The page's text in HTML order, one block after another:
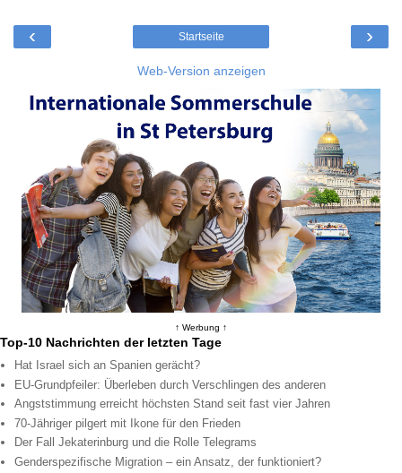
‹ ›
Startseite
Web-Version anzeigen
↑ Werbung ↑
Top-10 Nachrichten der letzten Tage
Hat Israel sich an Spanien gerächt?
EU-Grundpfeiler: Überleben durch Verschlingen des anderen
Angststimmung erreicht höchsten Stand seit fast vier Jahren
70-Jähriger pilgert mit Ikone für den Frieden
Der Fall Jekaterinburg und die Rolle Telegrams
Genderspezifische Migration – ein Ansatz, der funktioniert?